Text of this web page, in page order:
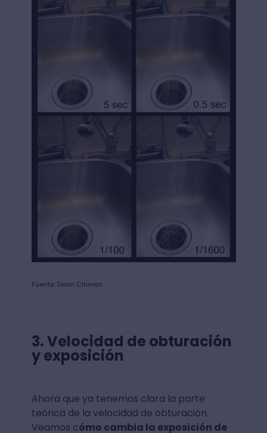
Fuente: Dean Chimes
3.Velocidad de obturación
y exposición
Ahora que ya tenemos clara la parte
teórica de la velocidad de obturación.
Veamos cómo cambia la exposición de